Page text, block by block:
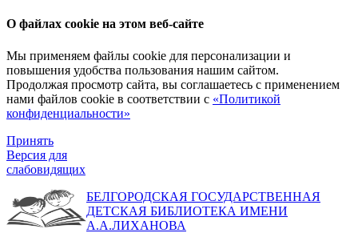
О файлах cookie на этом веб-сайте
Мы применяем файлы cookie для персонализации и
повышения удобства пользования нашим сайтом.
Продолжая просмотр сайта, вы соглашаетесь с применением
нами файлов cookie в соответствии с «Политикой
конфиденциальности»
Принять
Версия для
слабовидящих
БЕЛГОРОДСКАЯ ГОСУДАРСТВЕННАЯ
ДЕТСКАЯ БИБЛИОТЕКА ИМЕНИ
А.А.ЛИХАНОВА